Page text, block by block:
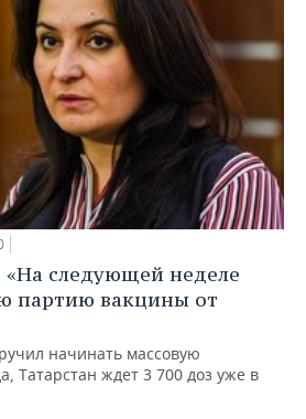
«На следующей неделе
партию вакцины от
начинать массовую
Татарстан ждет 3 700 доз уже в